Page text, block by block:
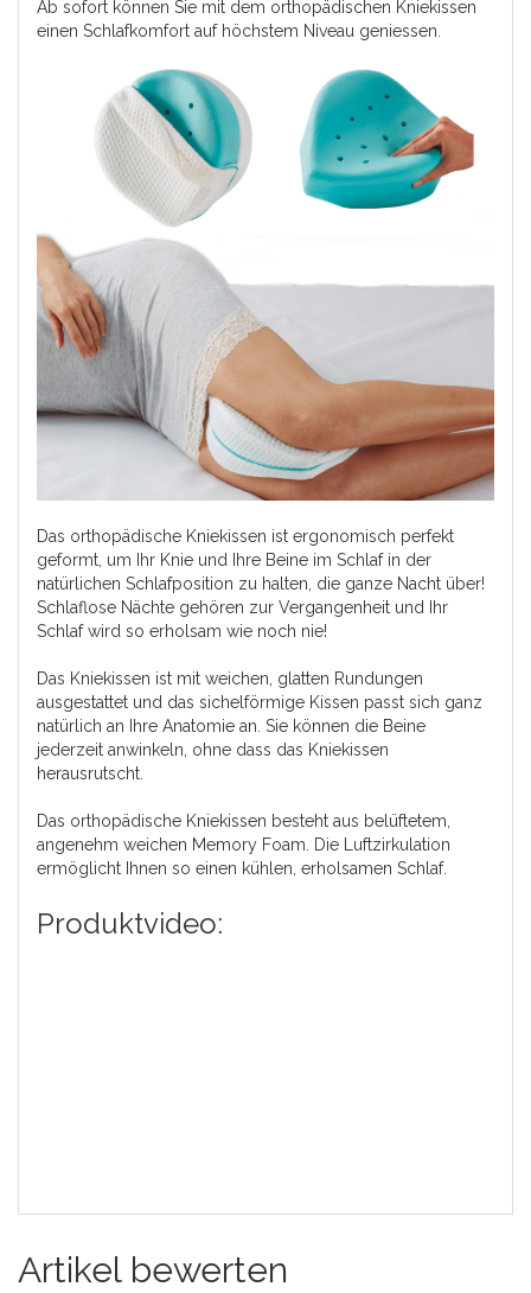
Ab sofort können Sie mit dem orthopädischen Kniekissen
einen Schlafkomfort auf höchstem Niveau geniessen.
Das orthopädische Kniekissen ist ergonomisch perfekt
geformt, um Ihr Knie und Ihre Beine im Schlaf in der
natürlichen Schlafposition zu halten, die ganze Nacht über!
Schlaflose Nächte gehören zur Vergangenheit und Ihr
Schlaf wird so erholsam wie noch nie!
Das Kniekissen ist mit weichen, glatten Rundungen
ausgestattet und das sichelförmige Kissen passt sich ganz
natürlich an Ihre Anatomie an. Sie können die Beine
jederzeit anwinkeln, ohne dass das Kniekissen
herausrutscht.
Das orthopädische Kniekissen besteht aus belüftetem,
angenehm weichen Memory Foam. Die Luftzirkulation
ermöglicht Ihnen so einen kühlen, erholsamen Schlaf.
Produktvideo:
Artikel bewerten